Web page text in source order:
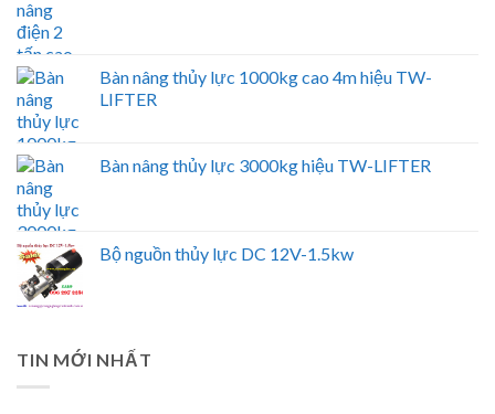
Bàn nâng thủy lực 1000kg cao 4m hiệu TW-
LIFTER
Bàn nâng thủy lực 3000kg hiệu TW-LIFTER
Bộ nguồn thủy lực DC 12V-1.5kw
TIN MỚI NHẤT